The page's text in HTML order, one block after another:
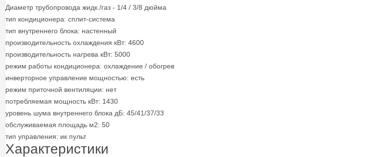
Диаметр трубопровода жидк./газ - 1/4 / 3/8 дюйма
тип кондиционера: сплит-система
тип внутреннего блока: настенный
производительность охлаждения кВт: 4600
производительность нагрева кВт: 5000
режим работы кондиционера: охлаждение / обогрев
инверторное управление мощностью: есть
режим приточной вентиляции: нет
потребляемая мощность кВт: 1430
уровень шума внутреннего блока дБ: 45/41/37/33
обслуживаемая площадь м2: 50
тип управления: ик пульт
Характеристики